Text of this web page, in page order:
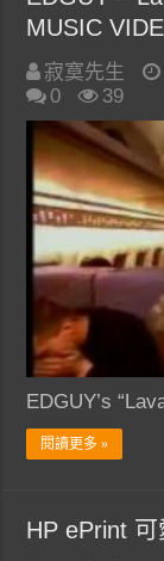
MUSIC
寂寞先生
0
39
EDGUY’s
閱讀更多 »
HP ePrint